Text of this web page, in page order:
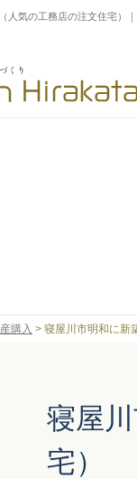
人気の工務店の注文住宅）
とこ
ブラ
中古
オ
購入 > 寝屋川市明和に新
寝屋
宅）